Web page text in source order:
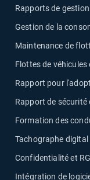
Rapports de
Gestion de la
Maintenance de
Flottes de véhicules
Rapport pour
Rapport de
Formation des
Tachographe digital
Confidentialité et
Intégration de